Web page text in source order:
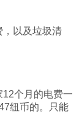
，以及垃圾清
个月的电费一
纽币的。只能